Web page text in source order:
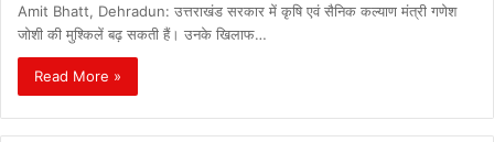
Amit Bhatt, Dehradun: उत्तराखंड सरकार में कृषि एवं सैनिक कल्याण मंत्री गणेश
जोशी की मुश्किलें बढ़ सकती हैं। उनके खिलाफ…
Read More »